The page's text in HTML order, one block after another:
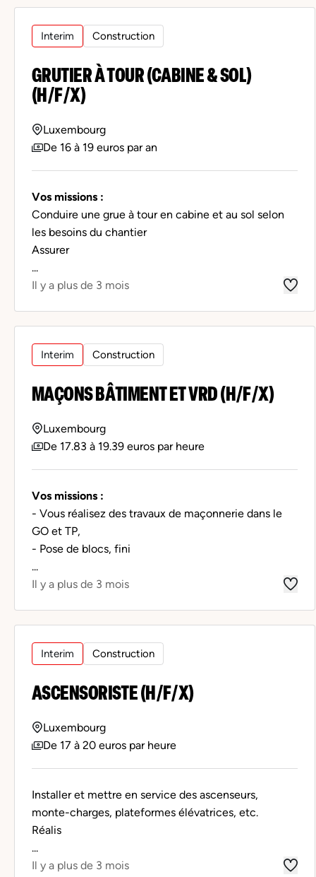
Interim Construction
GRUTIER À TOUR (CABINE & SOL)
(H/F/X)
Luxembourg
De 16 à 19 euros par an
Vos missions :
Conduire une grue à tour en cabine et au sol selon
les besoins du chantier
Assurer
...
Il y a plus de 3 mois
Interim Construction
MAÇONS BÂTIMENT ET VRD (H/F/X)
Luxembourg
De 17.83 à 19.39 euros par heure
Vos missions :
- Vous réalisez des travaux de maçonnerie dans le
GO et TP,
- Pose de blocs, fini
...
Il y a plus de 3 mois
Interim Construction
ASCENSORISTE (H/F/X)
Luxembourg
De 17 à 20 euros par heure
Installer et mettre en service des ascenseurs,
monte-charges, plateformes élévatrices, etc.
Réalis
...
Il y a plus de 3 mois